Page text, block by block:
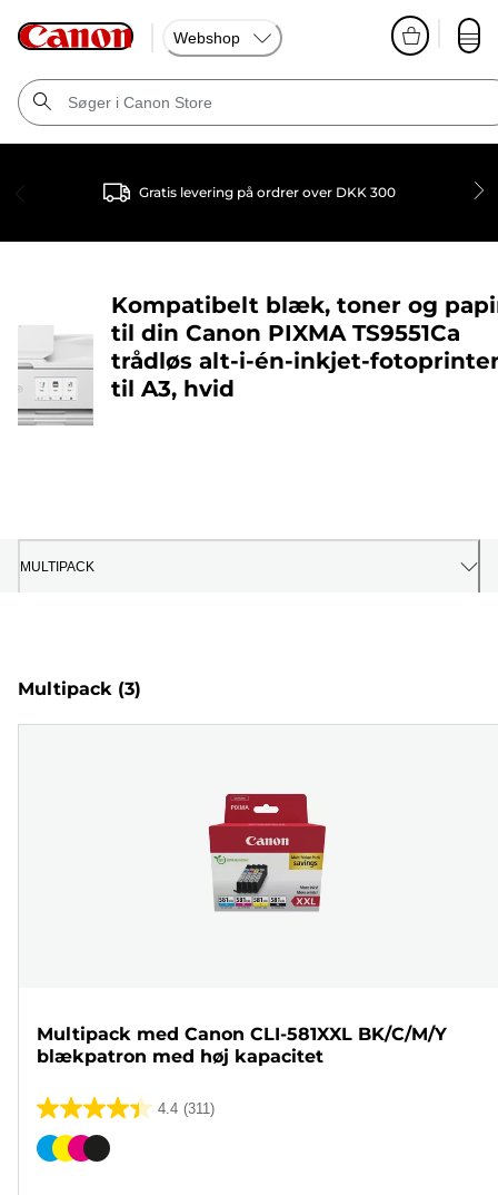
Webshop
Gratis levering på ordrer over DKK 300
Kompatibelt blæk, toner og
til din Canon PIXMA TS9551Ca
trådløs alt-i-én-inkjet-
til A3, hvid
MULTIPACK
Multipack (3)
Multipack med Canon CLI-581XXL BK/C/M/Y
blækpatron med høj kapacitet
4.4 (311)
4.4
ud
Farvepatron